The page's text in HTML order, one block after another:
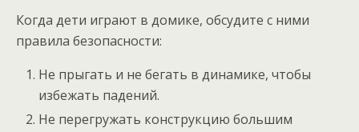
Когда дети играют в домике, обсудите с ними
правила безопасности:
Не прыгать и не бегать в динамике, чтобы
избежать падений.
Не перегружать конструкцию большим